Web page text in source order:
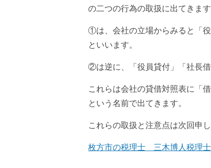
の二つの行為の取扱に出てきます
①は、会社の立場からみると「
といいます。
②は逆に、「役員貸付」「社長借
これらは会社の貸借対照表に「
という名前で出てきます。
これらの取扱と注意点は次回申し
枚方市の税理士 三木博人税理士